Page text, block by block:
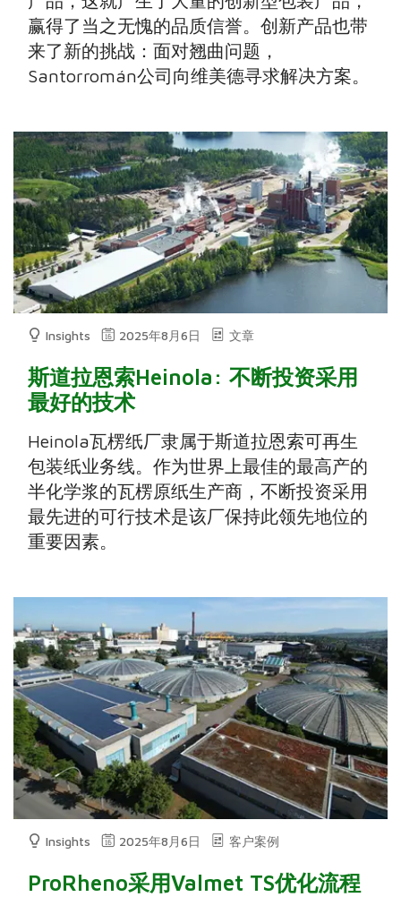
赢得了当之无愧的品质信誉。创新产品也带
来了新的挑战：面对翘曲问题，
Santorromán公司向维美德寻求解决方案。
Insights 2025年8月6日 文章
斯道拉恩索Heinola: 不断投资采用
最好的技术
Heinola瓦楞纸厂隶属于斯道拉恩索可再生
包装纸业务线。作为世界上最佳的最高产的
半化学浆的瓦楞原纸生产商，不断投资采用
最先进的可行技术是该厂保持此领先地位的
重要因素。
Insights 2025年8月6日 客户案例
ProRheno采用Valmet TS优化流程